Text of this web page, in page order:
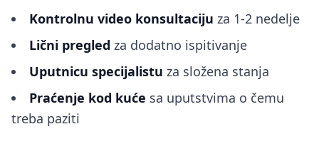
Kontrolnu video konsultaciju za 1-2 nedelje
Lični pregled za dodatno ispitivanje
Uputnicu specijalistu za složena stanja
Praćenje kod kuće sa uputstvima o čemu
treba paziti